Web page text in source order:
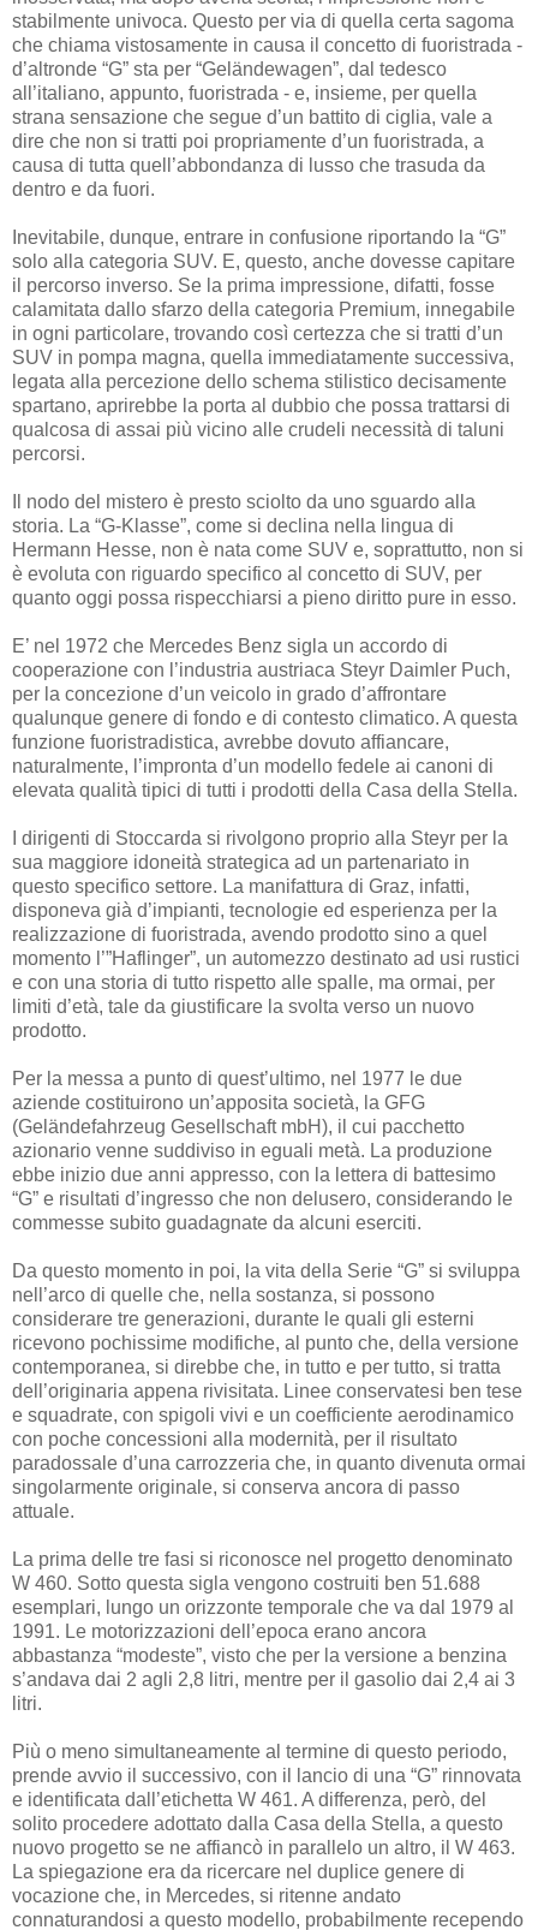
stabilmente univoca. Questo per via di quella certa sagoma
che chiama vistosamente in causa il concetto di fuoristrada -
d’altronde “G” sta per “Geländewagen”, dal tedesco
all’italiano, appunto, fuoristrada - e, insieme, per quella
strana sensazione che segue d’un battito di ciglia, vale a
dire che non si tratti poi propriamente d’un fuoristrada, a
causa di tutta quell’abbondanza di lusso che trasuda da
dentro e da fuori.
Inevitabile, dunque, entrare in confusione riportando la “G”
solo alla categoria SUV. E, questo, anche dovesse capitare
il percorso inverso. Se la prima impressione, difatti, fosse
calamitata dallo sfarzo della categoria Premium, innegabile
in ogni particolare, trovando così certezza che si tratti d’un
SUV in pompa magna, quella immediatamente successiva,
legata alla percezione dello schema stilistico decisamente
spartano, aprirebbe la porta al dubbio che possa trattarsi di
qualcosa di assai più vicino alle crudeli necessità di taluni
percorsi.
Il nodo del mistero è presto sciolto da uno sguardo alla
storia. La “G-Klasse”, come si declina nella lingua di
Hermann Hesse, non è nata come SUV e, soprattutto, non si
è evoluta con riguardo specifico al concetto di SUV, per
quanto oggi possa rispecchiarsi a pieno diritto pure in esso.
E’ nel 1972 che Mercedes Benz sigla un accordo di
cooperazione con l’industria austriaca Steyr Daimler Puch,
per la concezione d’un veicolo in grado d’affrontare
qualunque genere di fondo e di contesto climatico. A questa
funzione fuoristradistica, avrebbe dovuto affiancare,
naturalmente, l’impronta d’un modello fedele ai canoni di
elevata qualità tipici di tutti i prodotti della Casa della Stella.
I dirigenti di Stoccarda si rivolgono proprio alla Steyr per la
sua maggiore idoneità strategica ad un partenariato in
questo specifico settore. La manifattura di Graz, infatti,
disponeva già d’impianti, tecnologie ed esperienza per la
realizzazione di fuoristrada, avendo prodotto sino a quel
momento l’”Haflinger”, un automezzo destinato ad usi rustici
e con una storia di tutto rispetto alle spalle, ma ormai, per
limiti d’età, tale da giustificare la svolta verso un nuovo
prodotto.
Per la messa a punto di quest’ultimo, nel 1977 le due
aziende costituirono un’apposita società, la GFG
(Geländefahrzeug Gesellschaft mbH), il cui pacchetto
azionario venne suddiviso in eguali metà. La produzione
ebbe inizio due anni appresso, con la lettera di battesimo
“G” e risultati d’ingresso che non delusero, considerando le
commesse subito guadagnate da alcuni eserciti.
Da questo momento in poi, la vita della Serie “G” si sviluppa
nell’arco di quelle che, nella sostanza, si possono
considerare tre generazioni, durante le quali gli esterni
ricevono pochissime modifiche, al punto che, della versione
contemporanea, si direbbe che, in tutto e per tutto, si tratta
dell’originaria appena rivisitata. Linee conservatesi ben tese
e squadrate, con spigoli vivi e un coefficiente aerodinamico
con poche concessioni alla modernità, per il risultato
paradossale d’una carrozzeria che, in quanto divenuta ormai
singolarmente originale, si conserva ancora di passo
attuale.
La prima delle tre fasi si riconosce nel progetto denominato
W 460. Sotto questa sigla vengono costruiti ben 51.688
esemplari, lungo un orizzonte temporale che va dal 1979 al
1991. Le motorizzazioni dell’epoca erano ancora
abbastanza “modeste”, visto che per la versione a benzina
s’andava dai 2 agli 2,8 litri, mentre per il gasolio dai 2,4 ai 3
litri.
Più o meno simultaneamente al termine di questo periodo,
prende avvio il successivo, con il lancio di una “G” rinnovata
e identificata dall’etichetta W 461. A differenza, però, del
solito procedere adottato dalla Casa della Stella, a questo
nuovo progetto se ne affiancò in parallelo un altro, il W 463.
La spiegazione era da ricercare nel duplice genere di
vocazione che, in Mercedes, si ritenne andato
connaturandosi a questo modello, probabilmente recependo